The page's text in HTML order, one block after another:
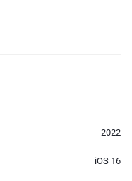
2022
iOS 16